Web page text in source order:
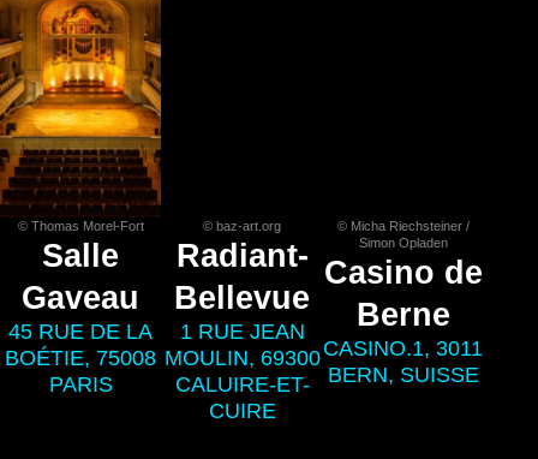
© Thomas Morel-Fort
Salle
Gaveau
45 RUE DE LA
BOÉTIE, 75008
PARIS
© baz-art.org
Radiant-
Bellevue
1 RUE JEAN
MOULIN, 69300
CALUIRE-ET-
CUIRE
© Micha Riechsteiner /
Simon Opladen
Casino de
Berne
CASINO.1, 3011
BERN, SUISSE